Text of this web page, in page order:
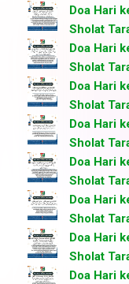
Doa Hari
Sholat
Doa Hari
Sholat
Doa Hari
Sholat
Doa Hari
Sholat
Doa Hari
Sholat
Doa Hari
Sholat
Doa Hari
Sholat
Doa Hari